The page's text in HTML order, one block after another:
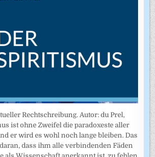
Rechtschreibung. Autor: du Prel,
ist ohne Zweifel die paradoxeste aller
er wird es wohl noch lange bleiben. Das
dass ihm alle verbindenden Fäden